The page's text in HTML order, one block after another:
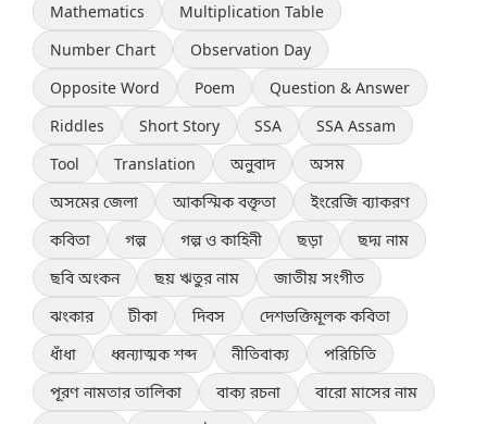
Mathematics
Multiplication Table
Number Chart
Observation Day
Opposite Word
Poem
Question & Answer
Riddles
Short Story SSA
SSA Assam
Tool
Translation অনুবাদ
অসম
অসমের জেলা
আকস্মিক বক্তৃতা
ইংরেজি ব্যাকরণ
কবিতা
গল্প গল্প ও কাহিনী ছড়া
ছদ্ম নাম
ছবি অংকন
ছয় ঋতুর নাম
জাতীয় সংগীত
ঝংকার
টীকা দিবস
দেশভক্তিমূলক কবিতা
ধাঁধা
ধ্বন্যাত্মক শব্দ নীতিবাক্য
পরিচিতি
পূরণ নামতার তালিকা
বাক্য রচনা
বারো মাসের নাম